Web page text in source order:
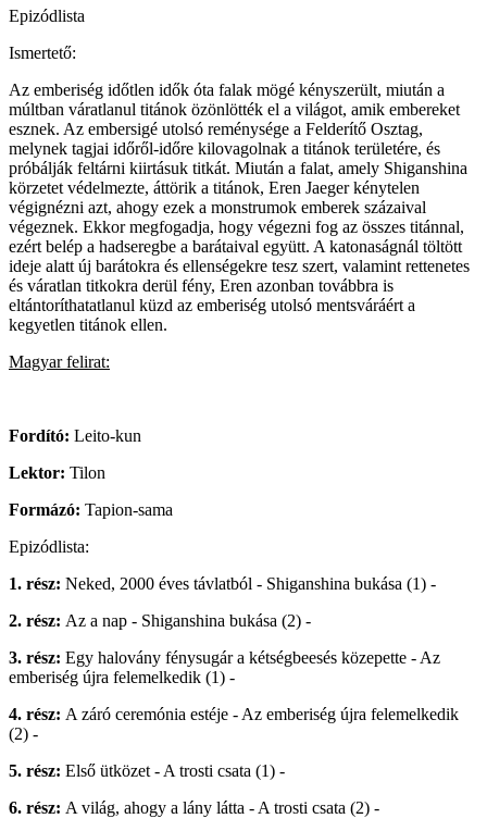
Epizódlista
Ismertető:
Az emberiség időtlen idők óta falak mögé kényszerült, miután a
múltban váratlanul titánok özönlötték el a világot, amik embereket
esznek. Az embersigé utolsó reménysége a Felderítő Osztag,
melynek tagjai időről-időre kilovagolnak a titánok területére, és
próbálják feltárni kiirtásuk titkát. Miután a falat, amely Shiganshina
körzetet védelmezte, áttörik a titánok, Eren Jaeger kénytelen
végignézni azt, ahogy ezek a monstrumok emberek százaival
végeznek. Ekkor megfogadja, hogy végezni fog az összes titánnal,
ezért belép a hadseregbe a barátaival együtt. A katonaságnál töltött
ideje alatt új barátokra és ellenségekre tesz szert, valamint rettenetes
és váratlan titkokra derül fény, Eren azonban továbbra is
eltántoríthatatlanul küzd az emberiség utolsó mentsváráért a
kegyetlen titánok ellen.
Magyar felirat:
Fordító: Leito-kun
Lektor: Tilon
Formázó: Tapion-sama
Epizódlista:
1. rész: Neked, 2000 éves távlatból - Shiganshina bukása (1) -
2. rész: Az a nap - Shiganshina bukása (2) -
3. rész: Egy halovány fénysugár a kétségbeesés közepette - Az
emberiség újra felemelkedik (1) -
4. rész: A záró ceremónia estéje - Az emberiség újra felemelkedik
(2) -
5. rész: Első ütközet - A trosti csata (1) -
6. rész: A világ, ahogy a lány látta - A trosti csata (2) -